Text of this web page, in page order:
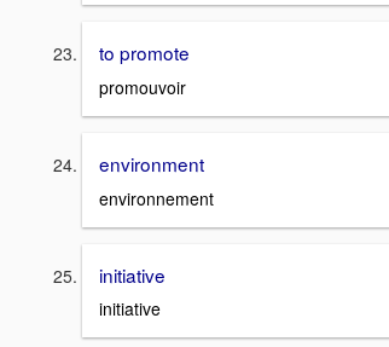
to promote
promouvoir
environment
environnement
initiative
initiative